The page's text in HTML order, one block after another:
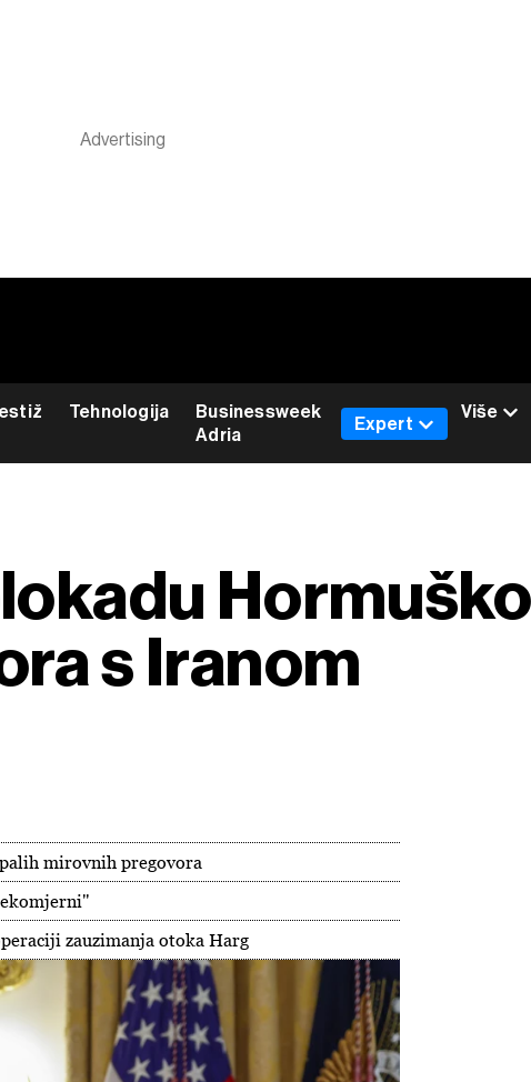
Tehnologija
Businessweek
Adria
Expert
Više
s Iranom
mirovnih pregovora
zauzimanja otoka Harg